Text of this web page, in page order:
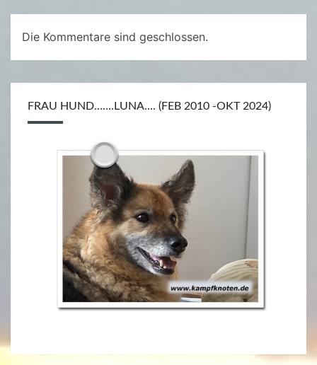
Die Kommentare sind geschlossen.
FRAU HUND…….LUNA…. (FEB 2010 -OKT 2024)